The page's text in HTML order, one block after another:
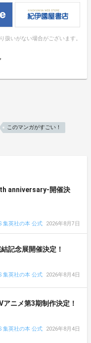
扱いがない場合がございます。
このマンガがすごい！
anniversary-開催決
集英社の本 公式
2026年8月7日
記念展開催決定！
集英社の本 公式
2026年8月4日
アニメ第3期制作決定！
集英社の本 公式
2026年8月4日